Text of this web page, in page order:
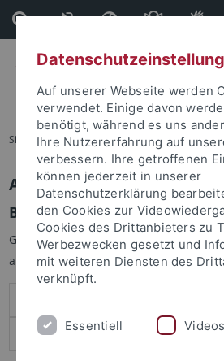
Direkt
zum
Inhalt
Direkt
zur
Fußleiste
Sie sind hier: Startseite
Anmelden
Benutzeranmeldung
Geben Sie Ihren Benutzernamen und
anzumelden:
Auf unserer Webseite werden
verwendet. Einige davon
benötigt, während es uns
Ihre Nutzererfahrung auf
verbessern. Ihre getroffenen
können jederzeit in unserer
Datenschutzerklärung
den Cookies zur
Cookies des Drittanbieters zu
Werbezwecken gesetzt und
mit weiteren Diensten des
verknüpft.
Essentiell Videos